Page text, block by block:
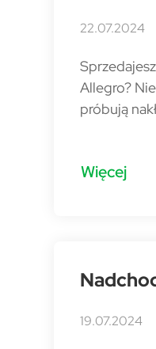
22.07.2024
Allegro?
próbują
Więcej
19.07.2024